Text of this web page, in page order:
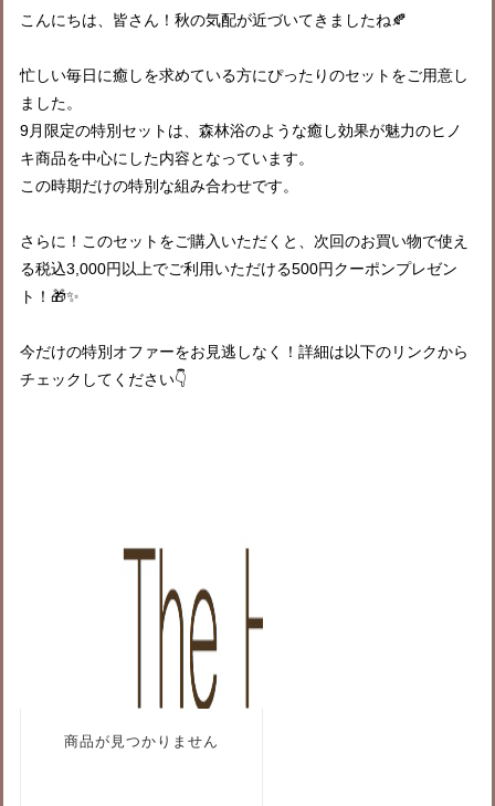
こんにちは、皆さん！秋の気配が近づいてきましたね🍂
忙しい毎日に癒しを求めている方にぴったりのセットをご用意し
ました。
9月限定の特別セットは、森林浴のような癒し効果が魅力のヒノ
キ商品を中心にした内容となっています。
この時期だけの特別な組み合わせです。
さらに！このセットをご購入いただくと、次回のお買い物で使え
る税込3,000円以上でご利用いただける500円クーポンプレゼン
ト！ 🎁✨
今だけの特別オファーをお見逃しなく！詳細は以下のリンクから
チェックしてください👇